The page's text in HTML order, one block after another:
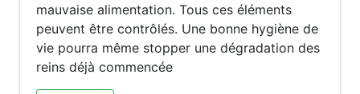
mauvaise alimentation. Tous ces éléments
peuvent être contrôlés. Une bonne hygiène de
vie pourra même stopper une dégradation des
reins déjà commencée